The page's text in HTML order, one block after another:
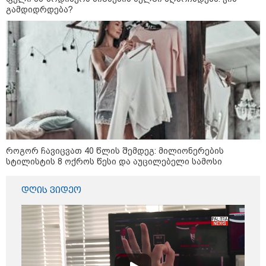
მსოფლიო
13:15 / 08-08-2026
უძველესი სენი და ეპიდემია: აშშ-ში
გამდიდრდება?
როგორ ჩავიცვათ 40 წლის შემდეგ: მილიონერების
სტილისტის 8 ოქროს წესი და აუცილებელი სამოსი
დღის ვიდეო